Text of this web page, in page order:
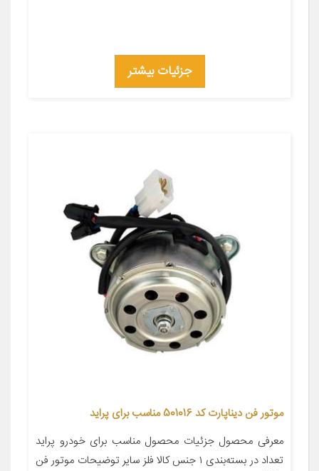
جزئیات بیشتر
موتور فن دیناپارت کد 501016 مناسب برای پراید
معرفی محصول جزئیات محصول مناسب برای خودرو پراید
تعداد در بسته‌بندی ۱ جنس کالا فلز سایر توضیحات موتور فن